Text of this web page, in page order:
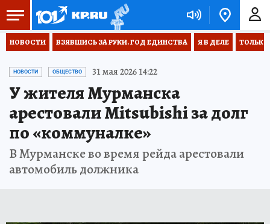
НОВОСТИ ВЗЯВШИСЬ ЗА РУКИ. ГОД ЕДИНСТВА Я В ДЕЛЕ ТОЛЬКО
НОВОСТИ ОБЩЕСТВО 31 мая 2026 14:22
У жителя Мурманска
арестовали Mitsubishi за долг
по «коммуналке»
В Мурманске во время рейда арестовали
автомобиль должника